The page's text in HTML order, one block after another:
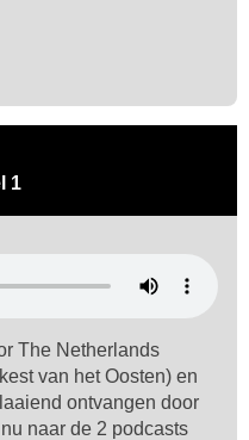
1
The Netherlands
van het Oosten) en
ontvangen door
naar de 2 podcasts